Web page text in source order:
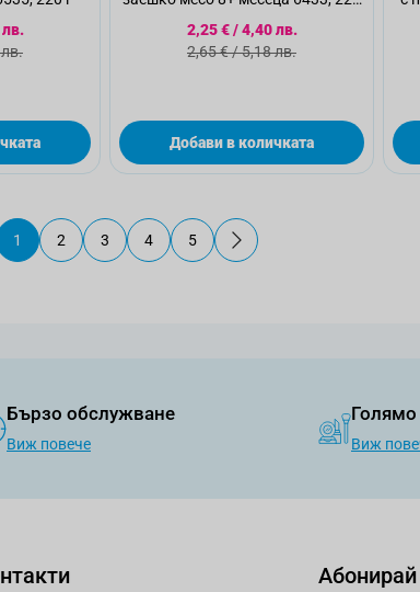
цена
цена
Специална цена
2,25 €/4,40 лв.
Стандартна цена
2,65 €/5,18 лв.
Добави в количката
В момента четете страница
1
Страница
2
Страница
3
Страница
4
Страница
5
Бързо обслужване
Виж повече Виж